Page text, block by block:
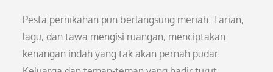
Pesta pernikahan pun berlangsung meriah. Tarian,
lagu, dan tawa mengisi ruangan, menciptakan
kenangan indah yang tak akan pernah pudar.